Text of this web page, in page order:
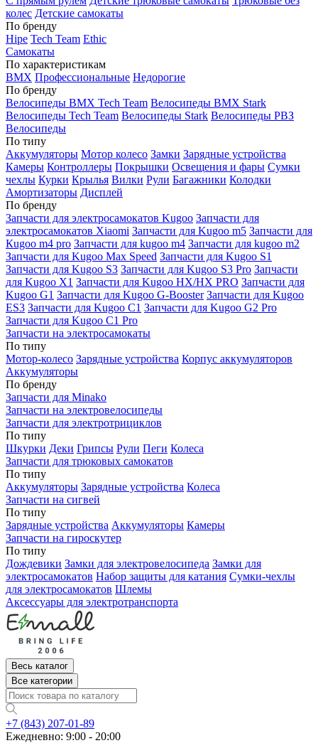
колес Детские самокаты
По бренду
Hipe Tech Team Ethic
Самокаты
По характеристикам
BMX Профессиональные Недорогие
По бренду
Велосипеды BMX Tech Team Велосипеды BMX Stark
Велосипеды Tech Team Велосипеды Stark Велосипеды РВЗ
Велосипеды
По типу
Аккумуляторы Мотор колесо Замки Зарядные устройства
Камеры Контроллеры Покрышки Освещения и фары Сумки
чехлы Курки Крылья Вилки Рули Багажники Колодки
Амортизаторы Дисплей
По бренду
Запчасти для электросамокатов Kugoo Запчасти для
электросамокатов Xiaomi Запчасти для Kugoo m5 Запчасти для
Кugoo m4 pro Запчасти для kugoo m4 Запчасти для kugoo m2
Запчасти для Kugoo Max Speed Запчасти для Kugoo S1
Запчасти для Kugoo S3 Запчасти для Kugoo S3 Pro Запчасти
для Kugoo X1 Запчасти для Kugoo HX/HX PRO Запчасти для
Kugoo G1 Запчасти для Kugoo G-Booster Запчасти для Kugoo
ES3 Запчасти для Kugoo C1 Запчасти для Kugoo G2 Pro
Запчасти для Kugoo C1 Pro
Запчасти на электросамокаты
По типу
Мотор-колесо Зарядные устройства Корпус аккумуляторов
Аккумуляторы
По бренду
Запчасти для Minako
Запчасти на электровелосипеды
Запчасти для электротрициклов
По типу
Шкурки Деки Грипсы Рули Пеги Колеса
Запчасти для трюковых самокатов
По типу
Аккумуляторы Зарядные устройства Колеса
Запчасти на сигвей
По типу
Зарядные устройства Аккумуляторы Камеры
Запчасти на гироскутер
По типу
Дождевики Замки для электровелосипеда Замки для
электросамокатов Набор защиты для катания Сумки-чехлы
для электросамокатов Шлемы
Аксессуары для электротранспорта
Весь каталог
Все категории
+7 (843) 207-01-89
Ежедневно: 9:00 - 20:00